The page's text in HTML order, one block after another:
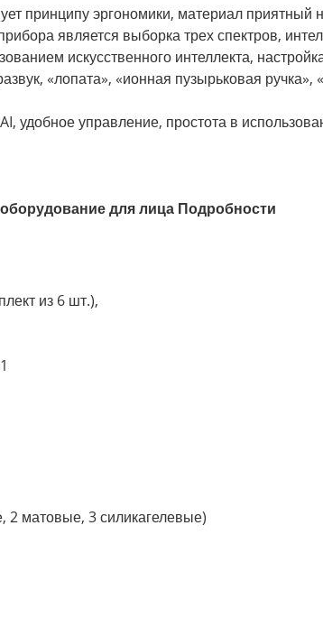
принципу эргономики, материал приятный
является выборка трех спектров,
искусственного интеллекта,
«лопата», «ионная пузырьковая
удобное управление, простота в
для лица Подробности
из 6 шт.),
2 матовые, 3 силикагелевые)